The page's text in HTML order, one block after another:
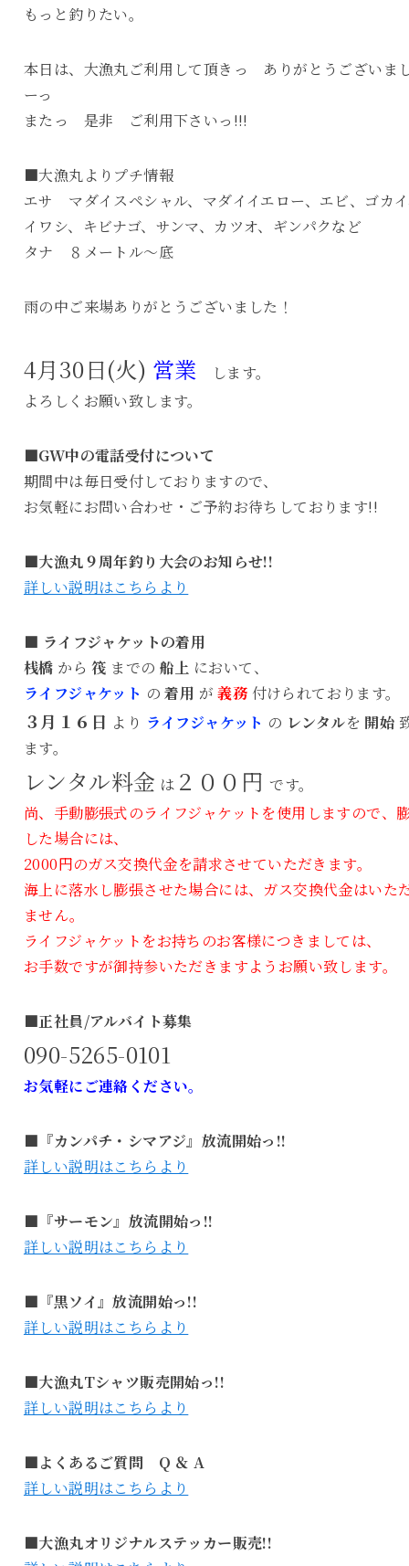
もっと釣りたい。
本日は、大漁丸ご利用して頂きっ ありがとうございま
ーっ
またっ 是非 ご利用下さいっ!!!
■大漁丸よりプチ情報
エサ マダイスペシャル、マダイイエロー、エビ、ゴカ
イワシ、キビナゴ、サンマ、カツオ、ギンパクなど
タナ ８メートル～底
雨の中ご来場ありがとうございました！
4月30日(火) 営業 します。
よろしくお願い致します。
■GW中の電話受付について
期間中は毎日受付しておりますので、
お気軽にお問い合わせ・ご予約お待ちしております!!
■大漁丸９周年釣り大会のお知らせ!!
詳しい説明はこちらより
■ ライフジャケットの着用
桟橋 から筏 までの 船上 において、
ライフジャケット の着用 が 義務 付けられております。
３月１６日 より ライフジャケット の レンタルを 開始
ます。
レンタル料金 は ２００円です。
尚、手動膨張式のライフジャケットを使用しますので、
した場合には、
2000円のガス交換代金を請求させていただきます。
海上に落水し膨張させた場合には、ガス交換代金はいた
ません。
ライフジャケットをお持ちのお客様につきましては、
お手数ですが御持参いただきますようお願い致します。
■正社員/アルバイト募集
090-5265-0101
お気軽にご連絡ください。
■『カンパチ・シマアジ』放流開始っ!!
詳しい説明はこちらより
■『サーモン』放流開始っ!!
詳しい説明はこちらより
■『黒ソイ』放流開始っ!!
詳しい説明はこちらより
■大漁丸Tシャツ販売開始っ!!
詳しい説明はこちらより
■よくあるご質問 Q ＆ A
詳しい説明はこちらより
■大漁丸オリジナルステッカー販売!!